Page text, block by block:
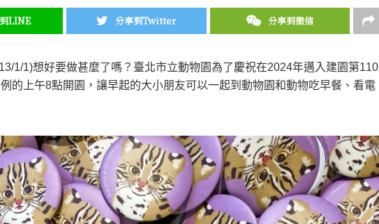
LINE 分享到Twitter 分享到微信
1/1)想好要做甚麼了嗎？臺北市立動物園為了慶祝在2024年邁入建園第110
的上午8點開園，讓早起的大小朋友可以一起到動物園和動物吃早餐、看電